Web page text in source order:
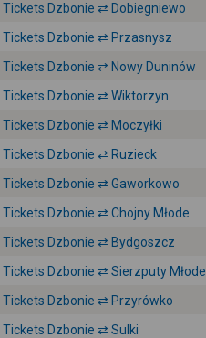
Tickets Dzbonie ⇄ Dobiegniewo
Tickets Dzbonie ⇄ Przasnysz
Tickets Dzbonie ⇄ Nowy Duninów
Tickets Dzbonie ⇄ Wiktorzyn
Tickets Dzbonie ⇄ Moczyłki
Tickets Dzbonie ⇄ Ruzieck
Tickets Dzbonie ⇄ Gaworkowo
Tickets Dzbonie ⇄ Chojny Młode
Tickets Dzbonie ⇄ Bydgoszcz
Tickets Dzbonie ⇄ Sierzputy Młode
Tickets Dzbonie ⇄ Przyrówko
Tickets Dzbonie ⇄ Sulki